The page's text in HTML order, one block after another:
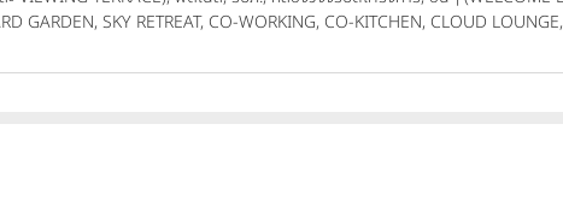
GARDEN, SKY RETREAT, CO-WORKING, CO-KITCHEN, CLOUD